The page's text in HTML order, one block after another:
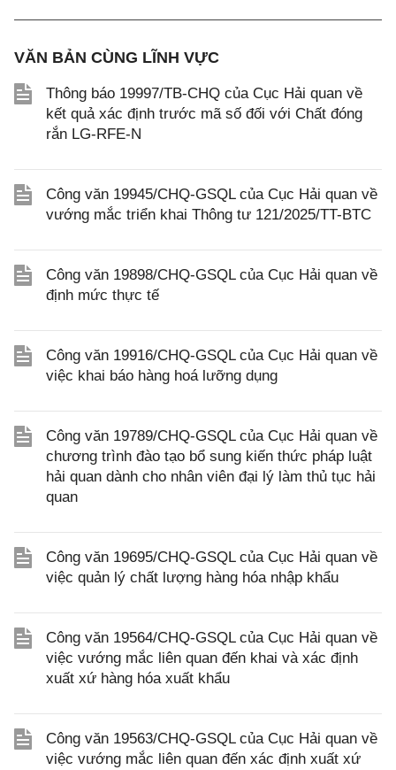
VĂN BẢN CÙNG LĨNH VỰC
Thông báo 19997/TB-CHQ của Cục Hải quan về
kết quả xác định trước mã số đối với Chất đóng
rắn LG-RFE-N
Công văn 19945/CHQ-GSQL của Cục Hải quan về
vướng mắc triển khai Thông tư 121/2025/TT-BTC
Công văn 19898/CHQ-GSQL của Cục Hải quan về
định mức thực tế
Công văn 19916/CHQ-GSQL của Cục Hải quan về
việc khai báo hàng hoá lưỡng dụng
Công văn 19789/CHQ-GSQL của Cục Hải quan về
chương trình đào tạo bổ sung kiến thức pháp luật
hải quan dành cho nhân viên đại lý làm thủ tục hải
quan
Công văn 19695/CHQ-GSQL của Cục Hải quan về
việc quản lý chất lượng hàng hóa nhập khẩu
Công văn 19564/CHQ-GSQL của Cục Hải quan về
việc vướng mắc liên quan đến khai và xác định
xuất xứ hàng hóa xuất khẩu
Công văn 19563/CHQ-GSQL của Cục Hải quan về
việc vướng mắc liên quan đến xác định xuất xứ